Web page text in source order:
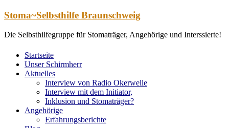
Zum
springen
Stoma~Selbsthilfe Braunschweig
Die Selbsthilfegruppe für Stomaträger, Angehörige und Interssierte!
Startseite
Unser Schirmherr
Aktuelles
Interview von Radio Okerwelle
Interview mit dem Initiator,
Inklusion und Stomaträger?
Angehörige
Erfahrungsberichte